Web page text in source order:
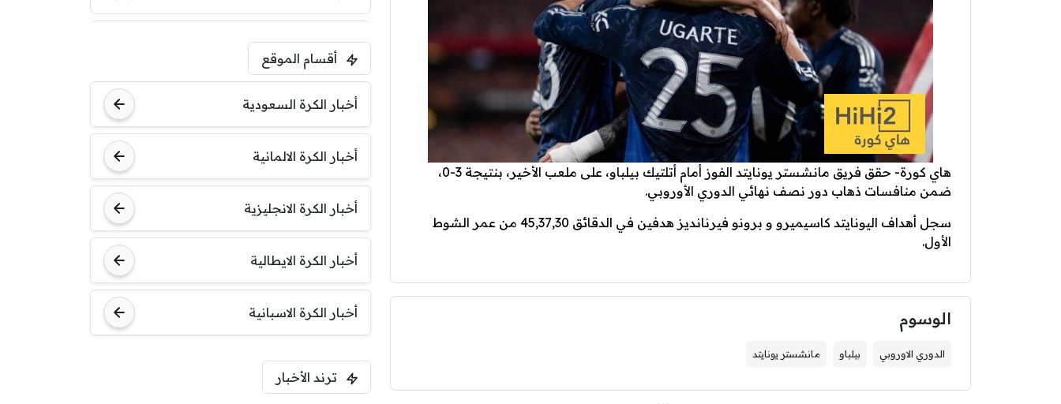
هاي كورة- حقق فريق مانشستر يونايتد الفوز أمام أتلتيك بيلباو، على ملعب الأخير، بنتيجة 3-0،
ضمن منافسات ذهاب دور نصف نهائي الدوري الأوروبي.
سجل أهداف اليونايتد كاسيميرو و برونو فيرنانديز هدفين في الدقائق 45,37,30 من عمر الشوط
الأول.
الوسوم
الدوري الاوروبي بيلباو مانشستر يونايتد
فرينتسفاروشي
0
)
ريال مدريد
برشلونة
نوتنغهام
فورست
اودينيزي
مباراة ودية
برشلونة
أقسام الموقع
أخبار الكرة السعودية
أخبار الكرة الالمانية
أخبار الكرة الانجليزية
أخبار الكرة الايطالية
أخبار الكرة الاسبانية
ترند الأخبار